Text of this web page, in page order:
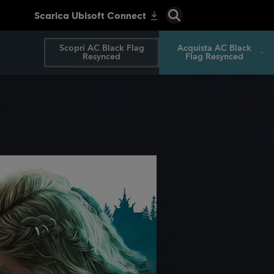
Scopri AC Black Flag
Resynced
Acquista AC Black
Flag Resynced